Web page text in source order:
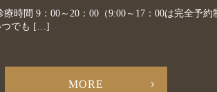
時間 9：00～20：00（9:00～17：00は完全予
つでも […]
MORE